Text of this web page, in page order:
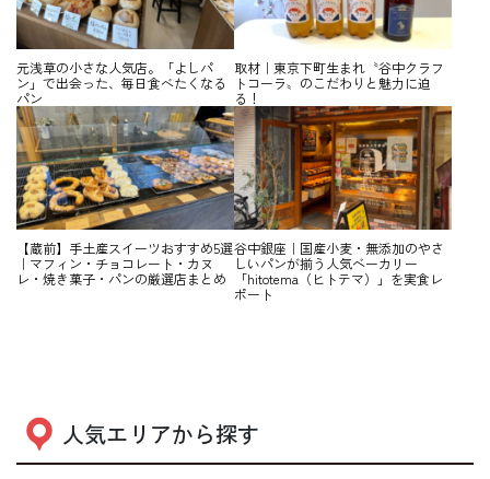
元浅草の小さな人気店。「よしパ
ン」で出会った、毎日食べたくなる
パン
取材｜東京下町生まれ〝谷中クラフ
トコーラ〟のこだわりと魅力に迫
る！
【蔵前】手土産スイーツおすすめ5選
｜マフィン・チョコレート・カヌ
レ・焼き菓子・パンの厳選店まとめ
谷中銀座｜国産小麦・無添加のやさ
しいパンが揃う人気ベーカリー
「hitotema（ヒトテマ）」を実食レ
ポート
人気エリアから探す